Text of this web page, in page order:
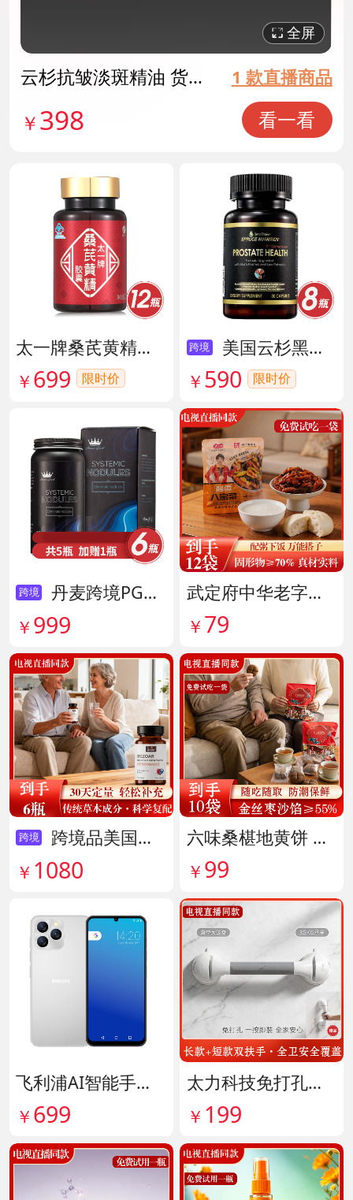
全屏
云杉抗皱淡斑精油 货号
1 款直播商品
￥398 看一看
太一牌桑芪黄精胶囊 货号133159
￥ 699 限时价
跨境
美国云杉黑金前列腺素胶囊 货号136211
￥ 590 限时价
跨境
丹麦跨境PG结节消复合片 货号138605
￥ 999
武定府中华老字号酱香八宝菜超值组 货号142007
￥ 79
跨境
跨境品美国拜滋牛黄安神宝 货号141775
￥ 1080
六味桑椹地黄饼 货号142090
￥ 99
飞利浦AI智能手机 货号141882
￥ 699
太力科技免打孔多功能安全扶手 货号142101
￥ 199